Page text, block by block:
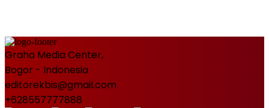
Graha Media Center,
Bogor - Indonesia
editorekbis@gmail.com
+628557777888